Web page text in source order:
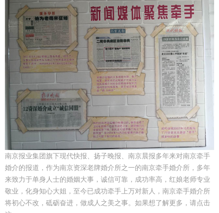
南京报业集团旗下现代快报、扬子晚报、南京晨报多年来对南京牵手
婚介的报道，作为南京资深老牌婚介所之一的南京牵手婚介所，多年
来致力于单身人士的婚姻大事，诚信可靠，成功率高，红娘老师专业
敬业，化身知心大姐，至今已成功牵手上万对新人，南京牵手婚介所
将初心不改，砥砺奋进，做成人之美之事。如果想了解更多，请点击